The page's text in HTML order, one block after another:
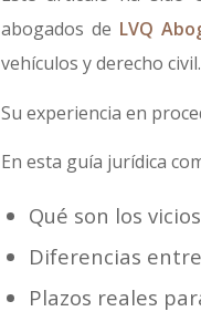
abogados de LVQ
vehículos y derecho civil.
Su experiencia en
En esta guía jurídica
Qué son los
Diferencias
Plazos reales